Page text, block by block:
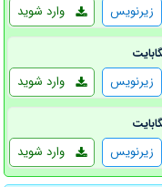
وارد شوید زیرنویس
وارد شوید زیرنویس
وارد شوید زیرنویس